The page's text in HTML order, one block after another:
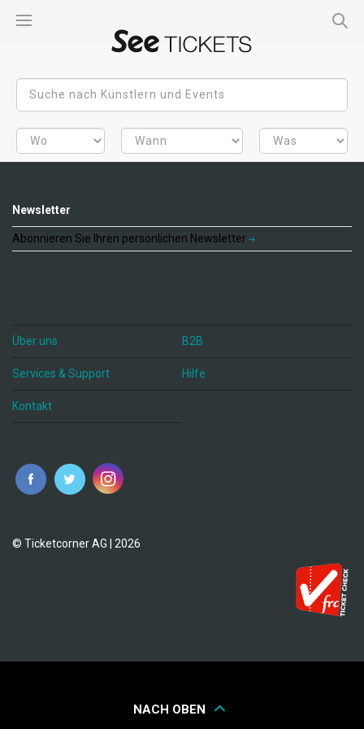
Newsletter
Abonnieren Sie Ihren persönlichen Newsletter
Über uns B2B
Services & Support Hilfe
Kontakt
© Ticketcorner AG | 2026
NACH OBEN